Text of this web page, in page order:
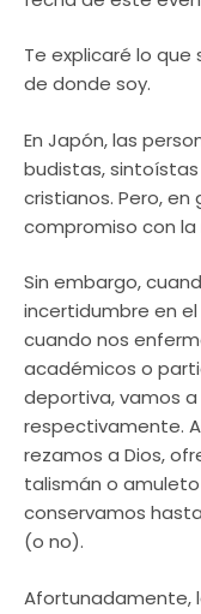
Te explicaré lo que
de donde soy.
En Japón, las
budistas,
cristianos. Pero,
compromiso con la
Sin embargo,
incertidumbre en
cuando nos
académicos o
deportiva, vamos
respectivamente.
rezamos a Dios,
talismán o
conservamos
(o no).
Afortunadamente,